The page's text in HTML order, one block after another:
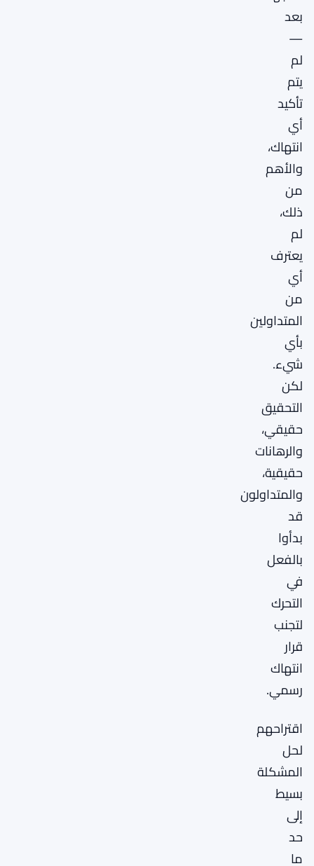
بعد
—
لم
يتم
تأكيد
أي
انتهاك،
والأهم
من
ذلك،
لم
يعترف
أي
من
المتداولين
بأي
شيء.
لكن
التحقيق
حقيقي،
والرهانات
حقيقية،
والمتداولون
قد
بدأوا
بالفعل
في
التحرك
لتجنب
قرار
انتهاك
رسمي.
اقتراحهم
لحل
المشكلة
بسيط
إلى
حد
ما